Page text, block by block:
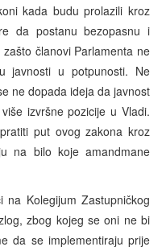
kada budu prolazili kroz
da postanu bezopasnu i
članovi Parlamenta ne
javnosti u potpunosti. Ne
ne dopada ideja da javnost
izvršne pozicije u Vladi.
put ovog zakona kroz
na bilo koje amandmane
Kolegijum Zastupničkog
zbog kojeg se oni ne bi
da se implementiraju prije